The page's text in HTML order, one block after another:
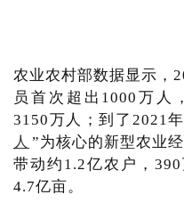
农业农村部数据显示，
员首次超出1000万人
3150万人；到了2021
人 ”为核心的新型农业
带动约1.2亿农户，
4.7亿亩。